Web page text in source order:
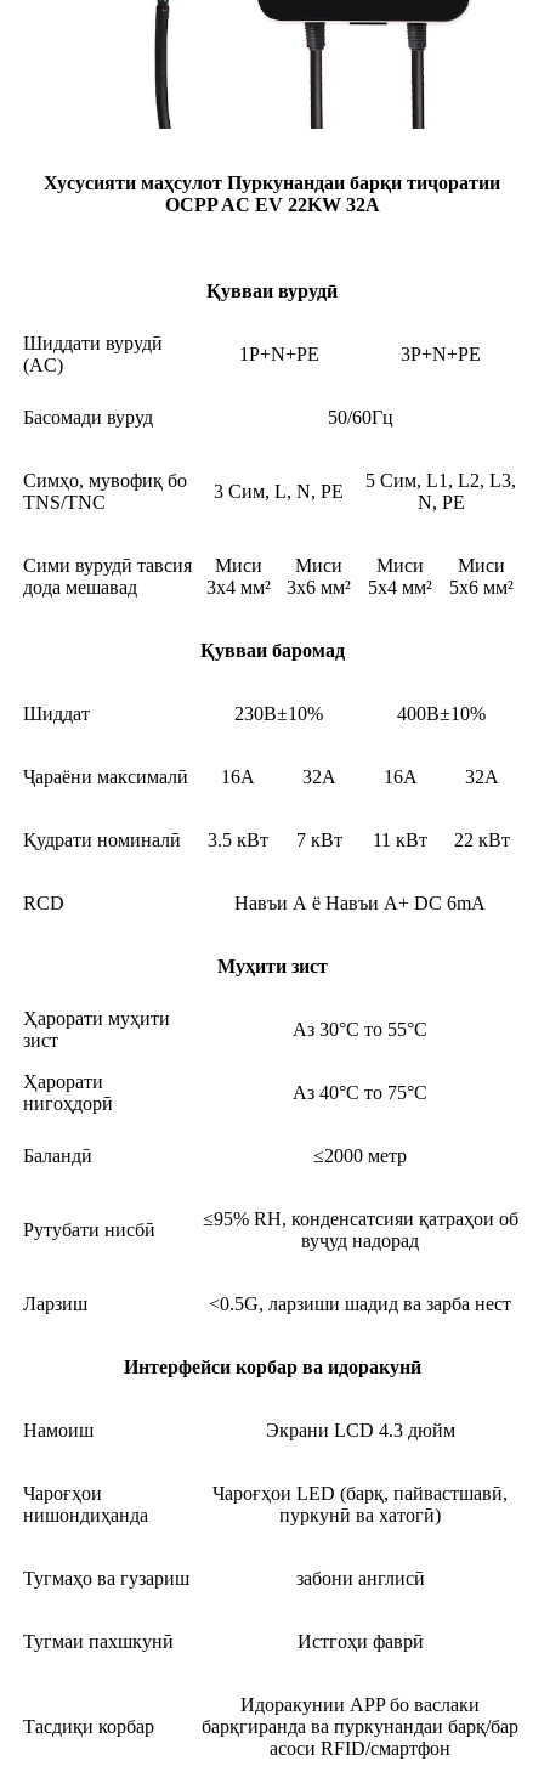
Хусусияти маҳсулот Пуркунандаи барқи тиҷоратии
OCPP AC EV 22KW 32A
Қувваи вурудӣ
Шиддати вурудӣ
(AC)
1P+N+PE 3P+N+PE
Басомади вуруд 50/60Гц
Симҳо, мувофиқ бо
TNS/TNC
3 Сим, L, N, PE
5 Сим, L1, L2, L3,
N, PE
Сими вурудӣ тавсия
дода мешавад
Миси
3x4 мм²
Миси
3x6 мм²
Миси
5x4 мм²
Миси
5x6 мм²
Қувваи баромад
Шиддат 230В±10% 400В±10%
Ҷараёни максималӣ 16А 32A 16А 32A
Қудрати номиналӣ 3.5 кВт 7 кВт 11 кВт 22 кВт
RCD Навъи А ё Навъи А+ DC 6mA
Муҳити зист
Ҳарорати муҳити
зист
Аз 30°C то 55°C
Ҳарорати
нигоҳдорӣ
Аз 40°C то 75°C
Баландӣ ≤2000 метр
Рутубати нисбӣ
≤95% RH, конденсатсияи қатраҳои об
вуҷуд надорад
Ларзиш <0.5G, ларзиши шадид ва зарба нест
Интерфейси корбар ва идоракунӣ
Намоиш Экрани LCD 4.3 дюйм
Чароғҳои
нишондиҳанда
Чароғҳои LED (барқ, пайвастшавӣ,
пуркунӣ ва хатогӣ)
Тугмаҳо ва гузариш забони англисӣ
Тугмаи пахшкунӣ Истгоҳи фаврӣ
Тасдиқи корбар
Идоракунии APP бо васлаки
барқгиранда ва пуркунандаи барқ/бар
асоси RFID/смартфон